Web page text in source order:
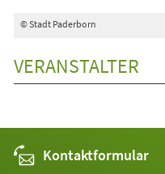
© Stadt Paderborn
VERANSTALTER
Kontaktformular